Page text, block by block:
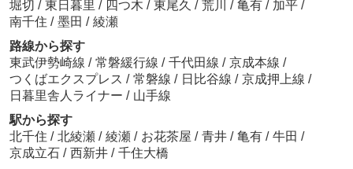
堀切 / 東日暮里 / 四つ木 / 東尾久 / 荒川 / 亀有 / 加平 /
南千住 / 墨田 / 綾瀬
路線から探す
東武伊勢崎線 / 常磐緩行線 / 千代田線 / 京成本線 /
つくばエクスプレス / 常磐線 / 日比谷線 / 京成押上線 /
日暮里舎人ライナー / 山手線
駅から探す
北千住 / 北綾瀬 / 綾瀬 / お花茶屋 / 青井 / 亀有 / 牛田 /
京成立石 / 西新井 / 千住大橋